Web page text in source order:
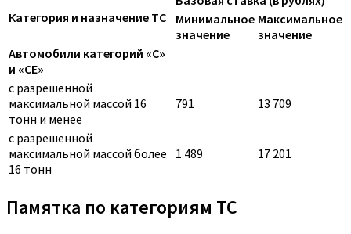
Категория и назначение ТС
Минимальное
значение
Максимальное
значение
Автомобили категорий «C»
и «CE»
с разрешенной
максимальной массой 16
тонн и менее
791 13 709
с разрешенной
максимальной массой более
16 тонн
1 489 17 201
Памятка по категориям ТС